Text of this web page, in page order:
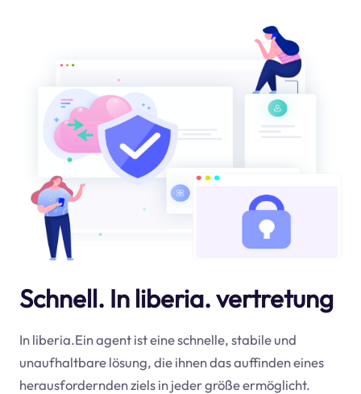
Schnell. In liberia. vertretung
In liberia.Ein agent ist eine schnelle, stabile und
unaufhaltbare lösung, die ihnen das auffinden eines
herausfordernden ziels in jeder größe ermöglicht.